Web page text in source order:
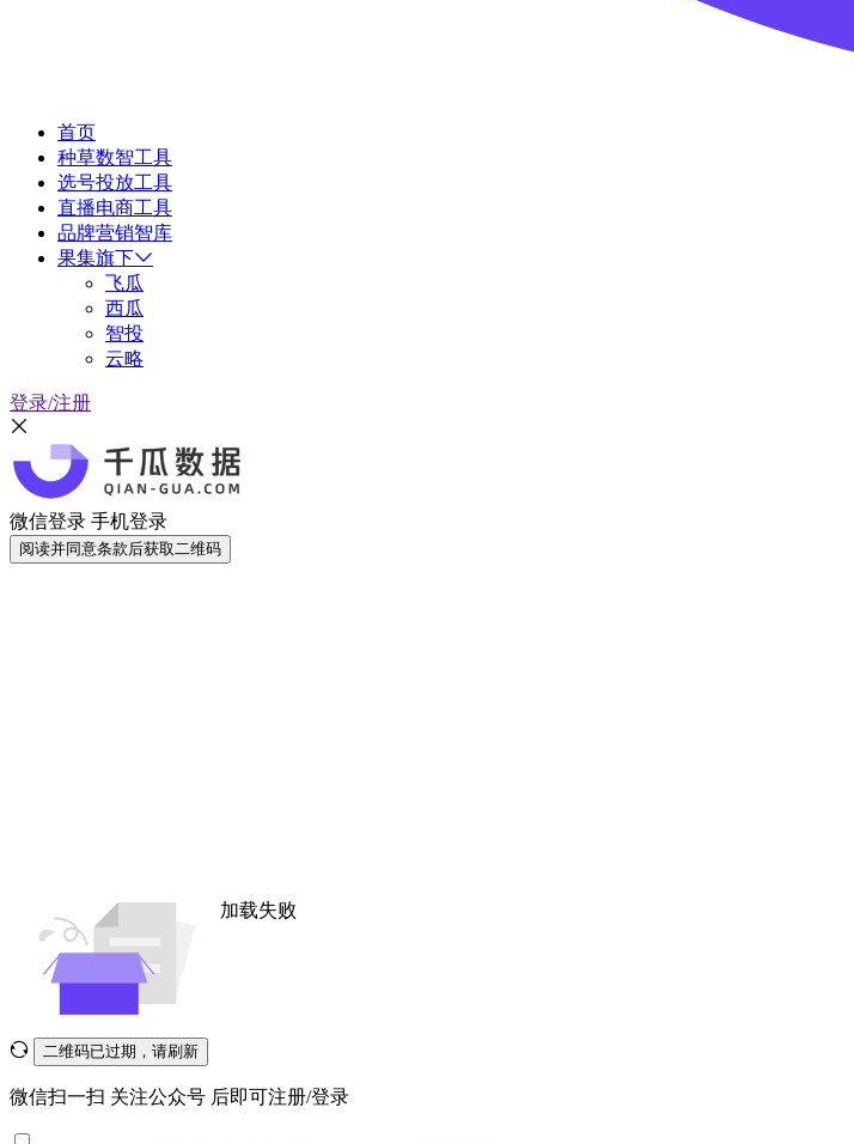
首页
种草数智工具
选号投放工具
直播电商工具
品牌营销智库
果集旗下
飞瓜
西瓜
智投
云略
登录/注册
微信登录 手机登录
阅读并同意条款后获取二维码
加载失败
二维码已过期，请刷新
微信扫一扫 关注公众号 后即可注册/登录